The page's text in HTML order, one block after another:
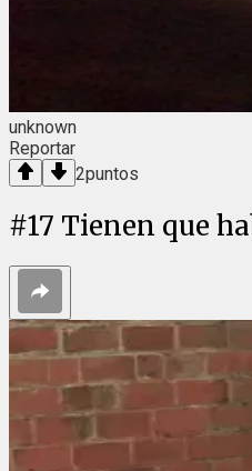
unknown
Reportar
2puntos
#17 Tienen que